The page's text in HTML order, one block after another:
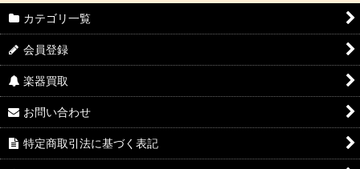
カテゴリ一覧
会員登録
楽器買取
お問い合わせ
特定商取引法に基づく表記